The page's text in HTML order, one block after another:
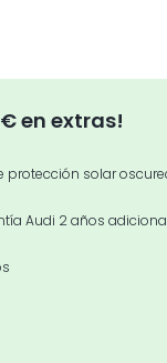
en extras!
protección solar
Audi 2 años